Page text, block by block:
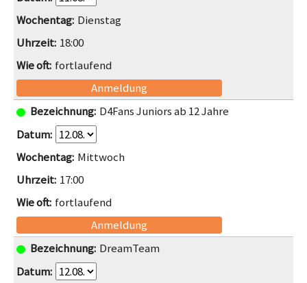
Dienstag
18:00
fortlaufend
Anmeldung
D4Fans Juniors ab 12 Jahre
Mittwoch
17:00
fortlaufend
Anmeldung
DreamTeam